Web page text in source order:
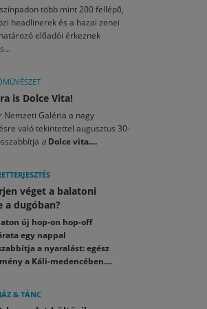
több mint 200 fellépő,
headlinerek és a hazai zenei
előadói érkeznek
is Dolce Vita!
Nemzeti Galéria a nagy
való tekintettel augusztus 30-
a Dolce vita....
véget a balatoni
a dugóban?
új hop-on hop-off
egy nappal
a nyaralást: egész
a Káli-medencében....
& TÁNC